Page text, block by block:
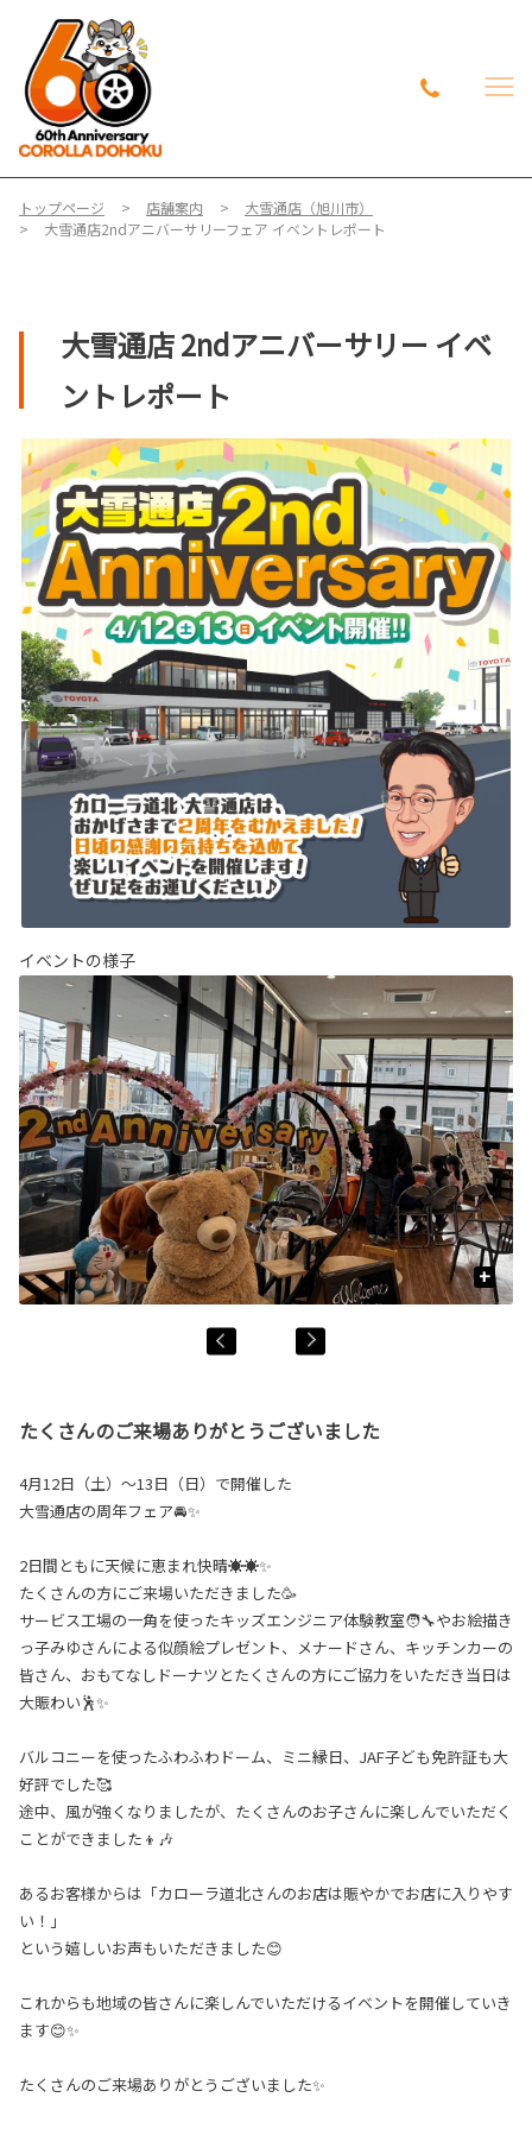
トップページ 店舗案内
大雪通店（旭川市）
大雪通店2ndアニバーサリーフェア イベントレポート
大雪通店 2ndアニバーサリー イベ
ントレポート
イベントの様子
+
たくさんのご来場ありがとうございました
4月12日（土）〜13日（日）で開催した
大雪通店の周年フェア🚘✨
2日間ともに天候に恵まれ快晴☀️☀️✨
たくさんの方にご来場いただきました🥳
サービス工場の一角を使ったキッズエンジニア体験教室🧑‍🔧やお絵描き
っ子みゆさんによる似顔絵プレゼント、メナードさん、キッチンカーの
皆さん、おもてなしドーナツとたくさんの方にご協力をいただき当日は
大賑わい🕺✨
バルコニーを使ったふわふわドーム、ミニ縁日、JAF子ども免許証も大
好評でした🥰
途中、風が強くなりましたが、たくさんのお子さんに楽しんでいただく
ことができました👦🎶
あるお客様からは「カローラ道北さんのお店は賑やかでお店に入りやす
い！」
という嬉しいお声もいただきました😊
これからも地域の皆さんに楽しんでいただけるイベントを開催していき
ます😊✨
たくさんのご来場ありがとうございました✨